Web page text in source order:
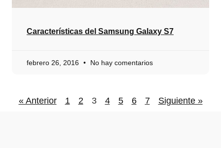
Características del Samsung Galaxy S7
febrero 26, 2016 No hay comentarios
« Anterior 1 2 3 4 5 6 7 Siguiente »